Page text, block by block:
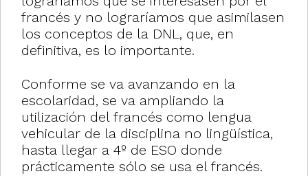
francés y no lograríamos que asimilasen
los conceptos de la DNL, que, en
definitiva, es lo importante.
Conforme se va avanzando en la
escolaridad, se va ampliando la
utilización del francés como lengua
vehicular de la disciplina no lingüística,
hasta llegar a 4º de ESO donde
prácticamente sólo se usa el francés.